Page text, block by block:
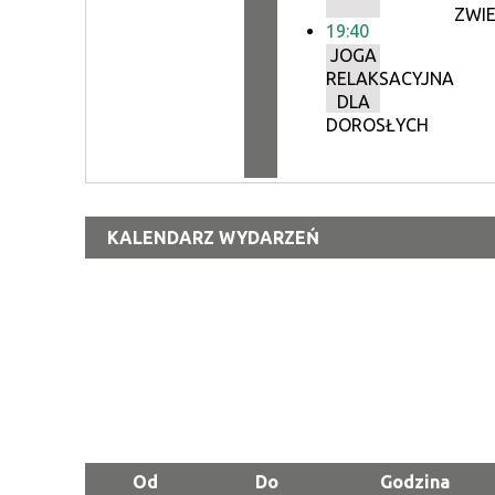
19:40
JOGA
RELAKSACYJNA
DLA
DOROSŁYCH
KALENDARZ WYDARZEŃ
Od Do Godzina